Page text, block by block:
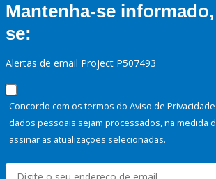
Mantenha-se
se:
Alertas de email Project P507493
Concordo com os termos do Aviso de
dados pessoais sejam processados, na medida
assinar as atualizações selecionadas.